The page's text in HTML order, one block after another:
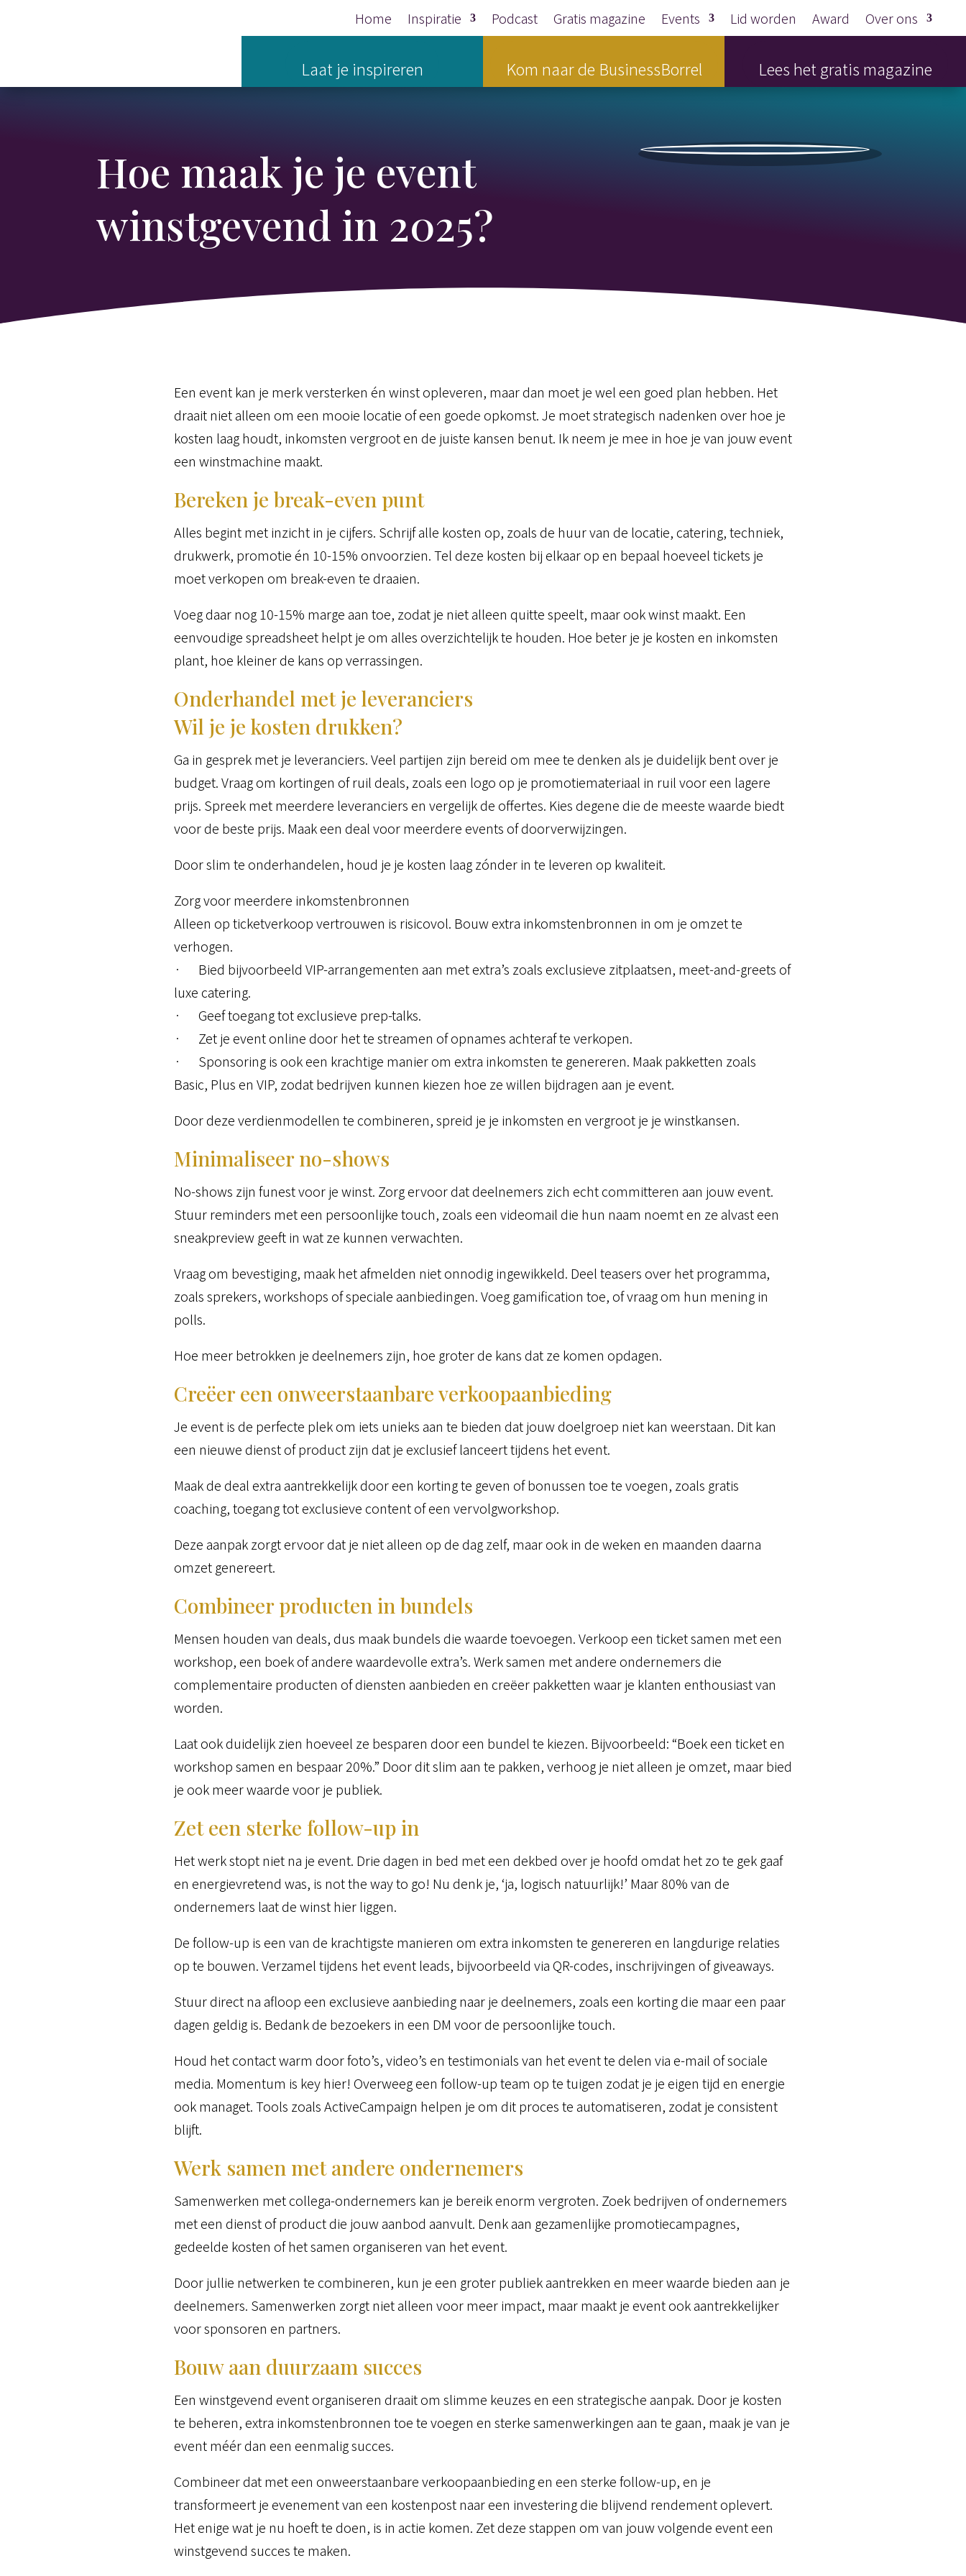
Home Inspiratie Podcast Gratis magazine Events Lid worden Award Over ons
Laat je inspireren Kom naar de BusinessBorrel Lees het gratis magazine
Hoe maak je je event
winstgevend in 2025?
Een event kan je merk versterken én winst opleveren, maar dan moet je wel een goed plan hebben. Het
draait niet alleen om een mooie locatie of een goede opkomst. Je moet strategisch nadenken over hoe je
kosten laag houdt, inkomsten vergroot en de juiste kansen benut. Ik neem je mee in hoe je van jouw event
een winstmachine maakt.
Bereken je break-even punt
Alles begint met inzicht in je cijfers. Schrijf alle kosten op, zoals de huur van de locatie, catering, techniek,
drukwerk, promotie én 10-15% onvoorzien. Tel deze kosten bij elkaar op en bepaal hoeveel tickets je
moet verkopen om break-even te draaien.
Voeg daar nog 10-15% marge aan toe, zodat je niet alleen quitte speelt, maar ook winst maakt. Een
eenvoudige spreadsheet helpt je om alles overzichtelijk te houden. Hoe beter je je kosten en inkomsten
plant, hoe kleiner de kans op verrassingen.
Onderhandel met je leveranciers
Wil je je kosten drukken?
Ga in gesprek met je leveranciers. Veel partijen zijn bereid om mee te denken als je duidelijk bent over je
budget. Vraag om kortingen of ruil deals, zoals een logo op je promotiemateriaal in ruil voor een lagere
prijs. Spreek met meerdere leveranciers en vergelijk de offertes. Kies degene die de meeste waarde biedt
voor de beste prijs. Maak een deal voor meerdere events of doorverwijzingen.
Door slim te onderhandelen, houd je je kosten laag zónder in te leveren op kwaliteit.
Zorg voor meerdere inkomstenbronnen
Alleen op ticketverkoop vertrouwen is risicovol. Bouw extra inkomstenbronnen in om je omzet te
verhogen.
· Bied bijvoorbeeld VIP-arrangementen aan met extra’s zoals exclusieve zitplaatsen, meet-and-greets of
luxe catering.
· Geef toegang tot exclusieve prep-talks.
· Zet je event online door het te streamen of opnames achteraf te verkopen.
· Sponsoring is ook een krachtige manier om extra inkomsten te genereren. Maak pakketten zoals
Basic, Plus en VIP, zodat bedrijven kunnen kiezen hoe ze willen bijdragen aan je event.
Door deze verdienmodellen te combineren, spreid je je inkomsten en vergroot je je winstkansen.
Minimaliseer no-shows
No-shows zijn funest voor je winst. Zorg ervoor dat deelnemers zich echt committeren aan jouw event.
Stuur reminders met een persoonlijke touch, zoals een videomail die hun naam noemt en ze alvast een
sneakpreview geeft in wat ze kunnen verwachten.
Vraag om bevestiging, maak het afmelden niet onnodig ingewikkeld. Deel teasers over het programma,
zoals sprekers, workshops of speciale aanbiedingen. Voeg gamification toe, of vraag om hun mening in
polls.
Hoe meer betrokken je deelnemers zijn, hoe groter de kans dat ze komen opdagen.
Creëer een onweerstaanbare verkoopaanbieding
Je event is de perfecte plek om iets unieks aan te bieden dat jouw doelgroep niet kan weerstaan. Dit kan
een nieuwe dienst of product zijn dat je exclusief lanceert tijdens het event.
Maak de deal extra aantrekkelijk door een korting te geven of bonussen toe te voegen, zoals gratis
coaching, toegang tot exclusieve content of een vervolgworkshop.
Deze aanpak zorgt ervoor dat je niet alleen op de dag zelf, maar ook in de weken en maanden daarna
omzet genereert.
Combineer producten in bundels
Mensen houden van deals, dus maak bundels die waarde toevoegen. Verkoop een ticket samen met een
workshop, een boek of andere waardevolle extra’s. Werk samen met andere ondernemers die
complementaire producten of diensten aanbieden en creëer pakketten waar je klanten enthousiast van
worden.
Laat ook duidelijk zien hoeveel ze besparen door een bundel te kiezen. Bijvoorbeeld: “Boek een ticket en
workshop samen en bespaar 20%.” Door dit slim aan te pakken, verhoog je niet alleen je omzet, maar bied
je ook meer waarde voor je publiek.
Zet een sterke follow-up in
Het werk stopt niet na je event. Drie dagen in bed met een dekbed over je hoofd omdat het zo te gek gaaf
en energievretend was, is not the way to go! Nu denk je, ‘ja, logisch natuurlijk!’ Maar 80% van de
ondernemers laat de winst hier liggen.
De follow-up is een van de krachtigste manieren om extra inkomsten te genereren en langdurige relaties
op te bouwen. Verzamel tijdens het event leads, bijvoorbeeld via QR-codes, inschrijvingen of giveaways.
Stuur direct na afloop een exclusieve aanbieding naar je deelnemers, zoals een korting die maar een paar
dagen geldig is. Bedank de bezoekers in een DM voor de persoonlijke touch.
Houd het contact warm door foto’s, video’s en testimonials van het event te delen via e-mail of sociale
media. Momentum is key hier! Overweeg een follow-up team op te tuigen zodat je je eigen tijd en energie
ook managet. Tools zoals ActiveCampaign helpen je om dit proces te automatiseren, zodat je consistent
blijft.
Werk samen met andere ondernemers
Samenwerken met collega-ondernemers kan je bereik enorm vergroten. Zoek bedrijven of ondernemers
met een dienst of product die jouw aanbod aanvult. Denk aan gezamenlijke promotiecampagnes,
gedeelde kosten of het samen organiseren van het event.
Door jullie netwerken te combineren, kun je een groter publiek aantrekken en meer waarde bieden aan je
deelnemers. Samenwerken zorgt niet alleen voor meer impact, maar maakt je event ook aantrekkelijker
voor sponsoren en partners.
Bouw aan duurzaam succes
Een winstgevend event organiseren draait om slimme keuzes en een strategische aanpak. Door je kosten
te beheren, extra inkomstenbronnen toe te voegen en sterke samenwerkingen aan te gaan, maak je van je
event méér dan een eenmalig succes.
Combineer dat met een onweerstaanbare verkoopaanbieding en een sterke follow-up, en je
transformeert je evenement van een kostenpost naar een investering die blijvend rendement oplevert.
Het enige wat je nu hoeft te doen, is in actie komen. Zet deze stappen om van jouw volgende event een
winstgevend succes te maken.